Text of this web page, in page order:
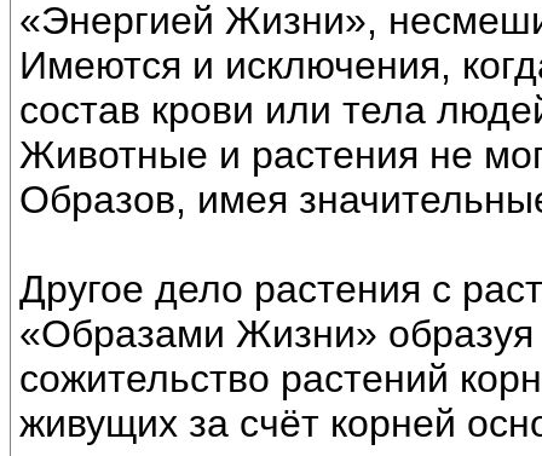
«Энергией Жизни»,
Имеются и исключения,
состав крови или тела
Животные и растения не
Образов, имея
Другое дело растения с
«Образами Жизни»
сожительство растений
живущих за счёт корней